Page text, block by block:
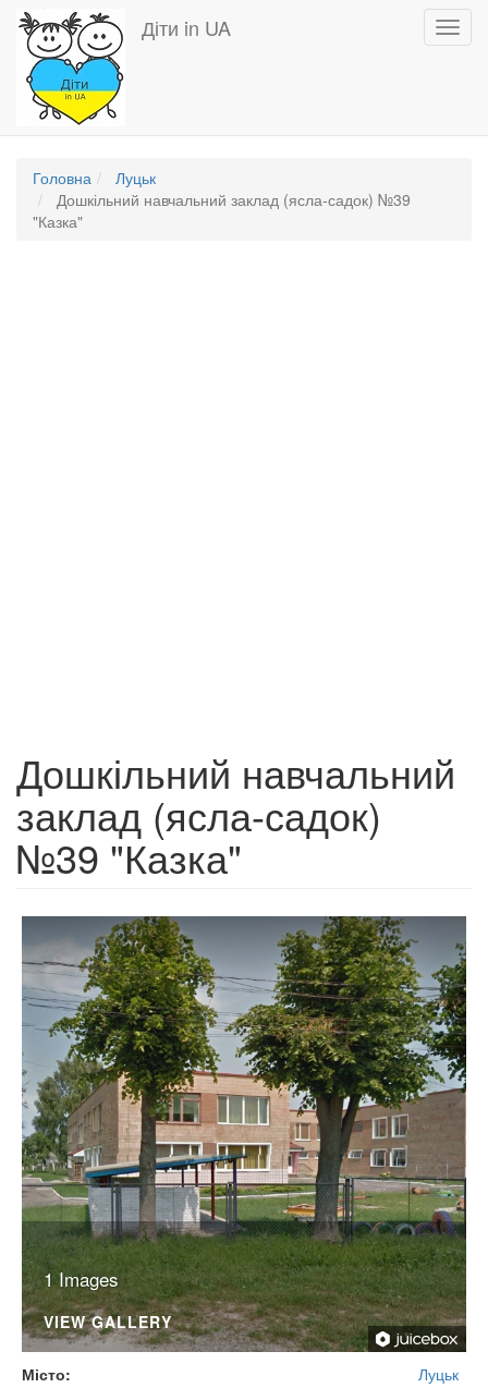
Перейти
основного
вмісту
Діти in UA
Головна
Луцьк
Дошкільний навчальний заклад (ясла-садок) №39
"Казка"
Дошкільний навчальний
заклад (ясла-садок)
№39 "Казка"
1 Images
VIEW GALLERY
Місто
Луцьк